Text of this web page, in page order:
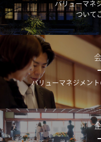
バリューマネ
ついて
バリューマネジメン